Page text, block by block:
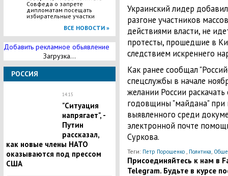
Совфеда о запрете
дипломатам посещать
избирательные участки
ВСЕ НОВОСТИ »
Добавить рекламное обьявление
Загрузка...
РОССИЯ
14:15
"Ситуация
напрягает", -
Путин
рассказал,
как новые члены НАТО
оказываются под прессом
США
Украинский лидер
разгоне участников
действиями власти, не
протесты, прошедшие в
следствием искреннего
Как ранее сообщал
спецслужбы в начале
желании России
годовщины "майдана"
выявленного среди
электронной почте
Суркова.
Теги: Петр Порошенко, Политика
Присоединяйтесь к нам в
Telegram. Будьте в курсе